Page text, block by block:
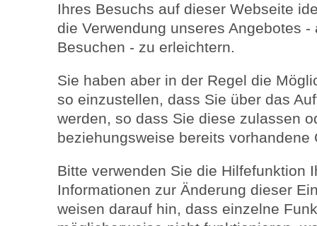
Ihres Besuchs auf dieser Webseite
die Verwendung unseres Angebotes
Besuchen - zu erleichtern.
Sie haben aber in der Regel die
so einzustellen, dass Sie über das
werden, so dass Sie diese zulassen
beziehungsweise bereits
Bitte verwenden Sie die Hilfefunktion
Informationen zur Änderung dieser
weisen darauf hin, dass einzelne